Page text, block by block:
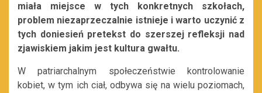
miała miejsce w tych konkretnych szkołach,
problem niezaprzeczalnie istnieje i warto uczynić z
tych doniesień pretekst do szerszej refleksji nad
zjawiskiem jakim jest kultura gwałtu.
W patriarchalnym społeczeństwie kontrolowanie
kobiet, w tym ich ciał, odbywa się na wielu poziomach,